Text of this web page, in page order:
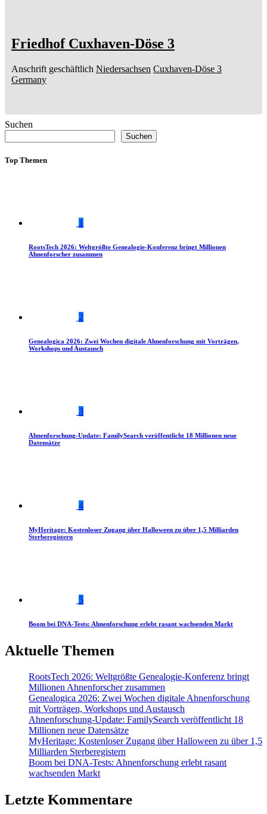
Friedhof Cuxhaven-Döse 3
Anschrift geschäftlich Niedersachsen Cuxhaven-Döse 3
Germany
Suchen
Suchen
Top Themen
1
RootsTech 2026: Weltgrößte Genealogie-Konferenz bringt Millionen
Ahnenforscher zusammen
2
Genealogica 2026: Zwei Wochen digitale Ahnenforschung mit Vorträgen,
Workshops und Austausch
3
Ahnenforschung-Update: FamilySearch veröffentlicht 18 Millionen neue
Datensätze
4
MyHeritage: Kostenloser Zugang über Halloween zu über 1,5 Milliarden
Sterberegistern
5
Boom bei DNA-Tests: Ahnenforschung erlebt rasant wachsenden Markt
Aktuelle Themen
RootsTech 2026: Weltgrößte Genealogie-Konferenz bringt
Millionen Ahnenforscher zusammen
Genealogica 2026: Zwei Wochen digitale Ahnenforschung
mit Vorträgen, Workshops und Austausch
Ahnenforschung-Update: FamilySearch veröffentlicht 18
Millionen neue Datensätze
MyHeritage: Kostenloser Zugang über Halloween zu über 1,5
Milliarden Sterberegistern
Boom bei DNA-Tests: Ahnenforschung erlebt rasant
wachsenden Markt
Letzte Kommentare